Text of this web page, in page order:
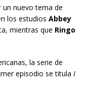
un nuevo tema de
los estudios Abbey
mientras que Ringo
la serie de
episodio se titula I